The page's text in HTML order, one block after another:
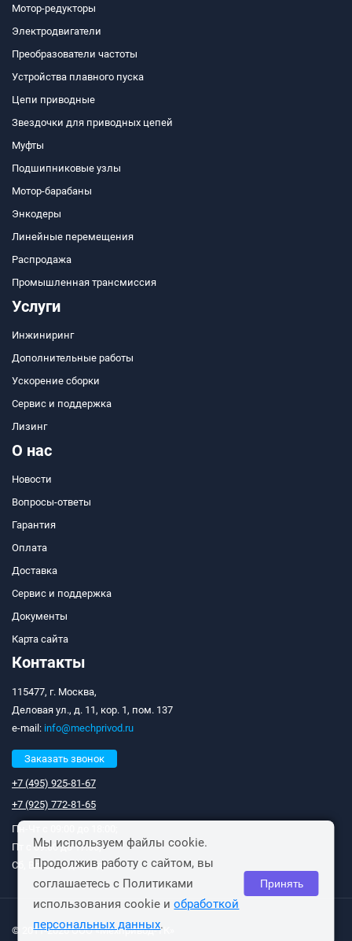
Мотор-редукторы
Электродвигатели
Преобразователи частоты
Устройства плавного пуска
Цепи приводные
Звездочки для приводных цепей
Муфты
Подшипниковые узлы
Мотор-барабаны
Энкодеры
Линейные перемещения
Распродажа
Промышленная трансмиссия
Услуги
Инжиниринг
Дополнительные работы
Ускорение сборки
Сервис и поддержка
Лизинг
О нас
Новости
Вопросы-ответы
Гарантия
Оплата
Доставка
Сервис и поддержка
Документы
Карта сайта
Контакты
115477, г. Москва,
Деловая ул., д. 11, кор. 1, пом. 137
e-mail: info@mechprivod.ru
Заказать звонок
+7 (495) 925-81-67
+7 (925) 772-81-65
Пн-Чт с 09:00 до 18:00;
Пт с 09:00 до 17:00;
Сб, Вс: выходные дни.
© 2011-2026 ООО «Мехпривод-ТК»
Мы используем файлы cookie.
Продолжив работу с сайтом, вы
соглашаетесь с Политиками
использования cookie иобработкой
персональных данных.
Принять